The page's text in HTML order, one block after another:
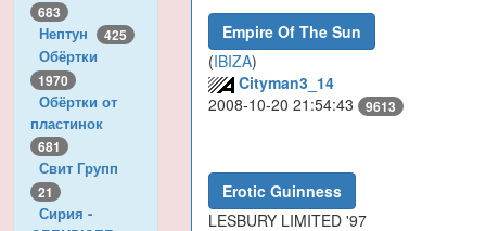
683
Нептун 425
Обёртки
1970
Обёртки от
пластинок
681
Свит Групп
21
Сирия -
Empire Of The Sun
(IBIZA)
Cityman3_14
2008-10-20 21:54:43 9613
Erotic Guinness
LESBURY LIMITED '97